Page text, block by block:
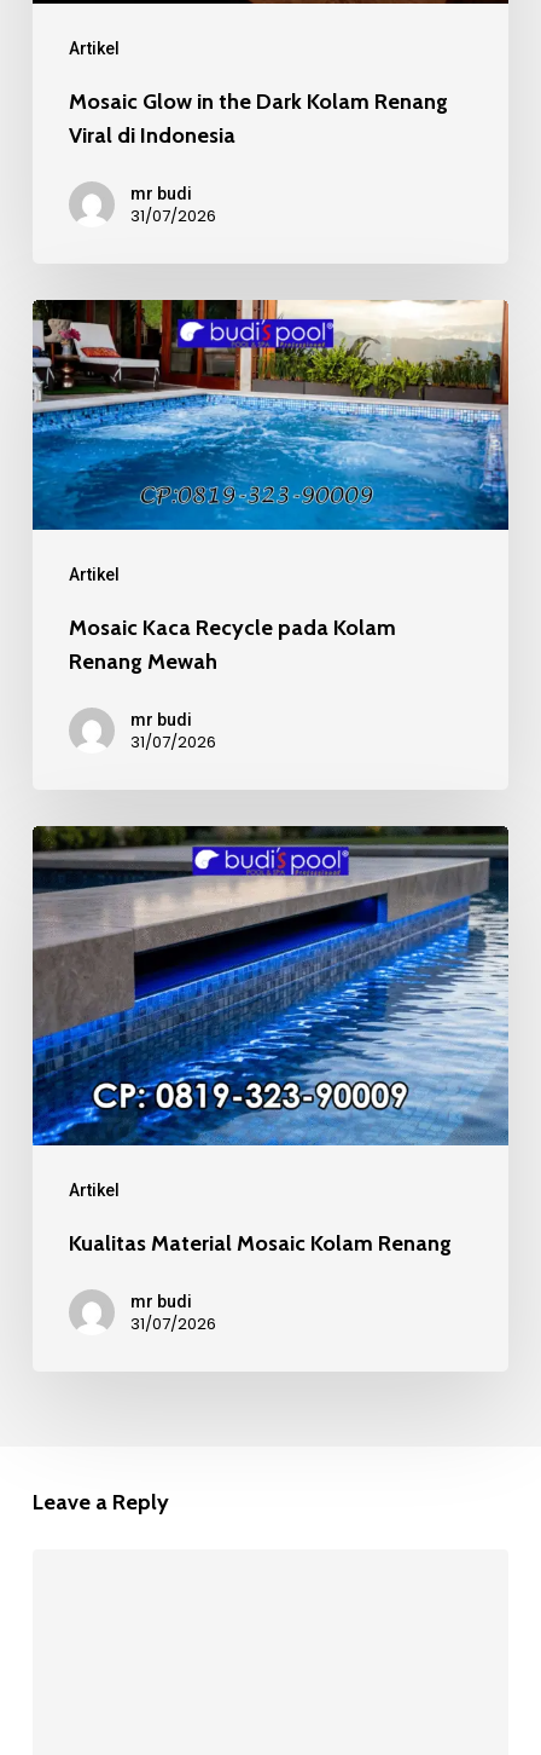
Artikel
Mosaic Glow in the Dark Kolam Renang
Viral di Indonesia
mr budi
31/07/2026
Artikel
Mosaic
Kaca
Recycle
pada
Kolam
Renang
Mosaic Kaca Recycle pada Kolam
Renang Mewah
mr budi
31/07/2026
Artikel
Kualitas
Material
Mosaic
Kolam
Renang
Kualitas Material Mosaic Kolam Renang
mr budi
31/07/2026
Leave a Reply